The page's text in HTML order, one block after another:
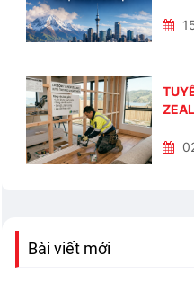
Bài viết mới